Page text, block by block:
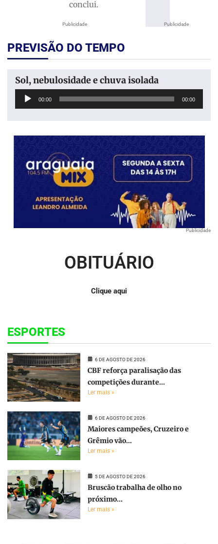
Publicidade
conclui.
Publicidade
PREVISÃO DO TEMPO
Sol, nebulosidade e chuva isolada
Tocador
00:00 00:00
Publicidade
OBITUÁRIO
Clique aqui
ESPORTES
6 DE AGOSTO DE 2026
CBF reforça paralisação das
competições durante...
Ler mais »
6 DE AGOSTO DE 2026
Maiores campeões, Cruzeiro e
Grêmio vão...
Ler mais »
5 DE AGOSTO DE 2026
Bruscão trabalha de olho no
próximo...
Ler mais »